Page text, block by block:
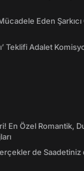
Eden Şarkıcı
Teklifi Adalet
En Özel Romantik,
de Saadetiniz